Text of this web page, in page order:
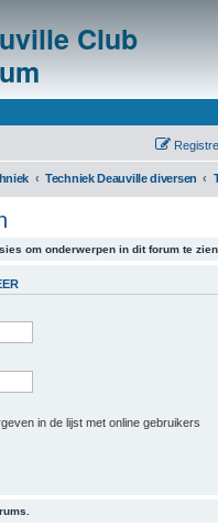
Club
Techniek Deauville diversen
om onderwerpen in dit forum te zien
in de lijst met online gebruikers